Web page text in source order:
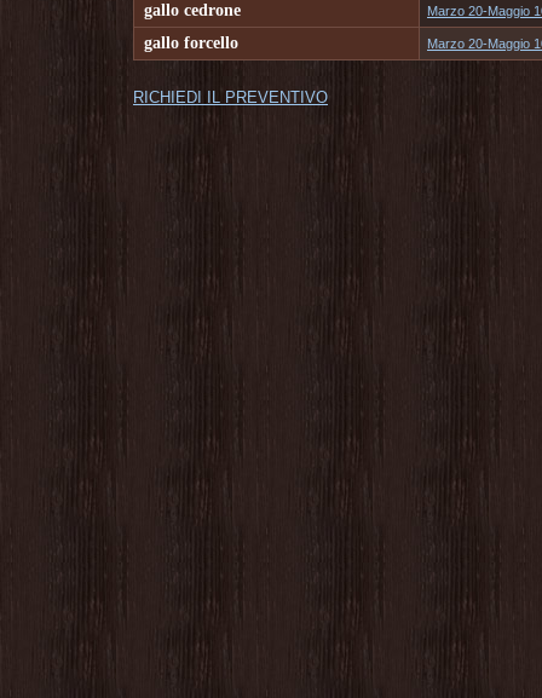
gallo cedrone Marzo 20-Maggio
gallo forcello Marzo 20-Maggio
RICHIEDI IL PREVENTIVO